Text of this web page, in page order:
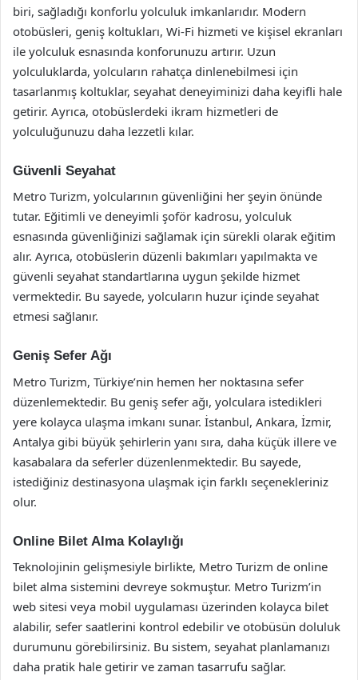
biri, sağladığı konforlu yolculuk imkanlarıdır. Modern
otobüsleri, geniş koltukları, Wi-Fi hizmeti ve kişisel ekranları
ile yolculuk esnasında konforunuzu artırır. Uzun
yolculuklarda, yolcuların rahatça dinlenebilmesi için
tasarlanmış koltuklar, seyahat deneyiminizi daha keyifli hale
getirir. Ayrıca, otobüslerdeki ikram hizmetleri de
yolculuğunuzu daha lezzetli kılar.
Güvenli Seyahat
Metro Turizm, yolcularının güvenliğini her şeyin önünde
tutar. Eğitimli ve deneyimli şoför kadrosu, yolculuk
esnasında güvenliğinizi sağlamak için sürekli olarak eğitim
alır. Ayrıca, otobüslerin düzenli bakımları yapılmakta ve
güvenli seyahat standartlarına uygun şekilde hizmet
vermektedir. Bu sayede, yolcuların huzur içinde seyahat
etmesi sağlanır.
Geniş Sefer Ağı
Metro Turizm, Türkiye’nin hemen her noktasına sefer
düzenlemektedir. Bu geniş sefer ağı, yolculara istedikleri
yere kolayca ulaşma imkanı sunar. İstanbul, Ankara, İzmir,
Antalya gibi büyük şehirlerin yanı sıra, daha küçük illere ve
kasabalara da seferler düzenlenmektedir. Bu sayede,
istediğiniz destinasyona ulaşmak için farklı seçenekleriniz
olur.
Online Bilet Alma Kolaylığı
Teknolojinin gelişmesiyle birlikte, Metro Turizm de online
bilet alma sistemini devreye sokmuştur. Metro Turizm’in
web sitesi veya mobil uygulaması üzerinden kolayca bilet
alabilir, sefer saatlerini kontrol edebilir ve otobüsün doluluk
durumunu görebilirsiniz. Bu sistem, seyahat planlamanızı
daha pratik hale getirir ve zaman tasarrufu sağlar.